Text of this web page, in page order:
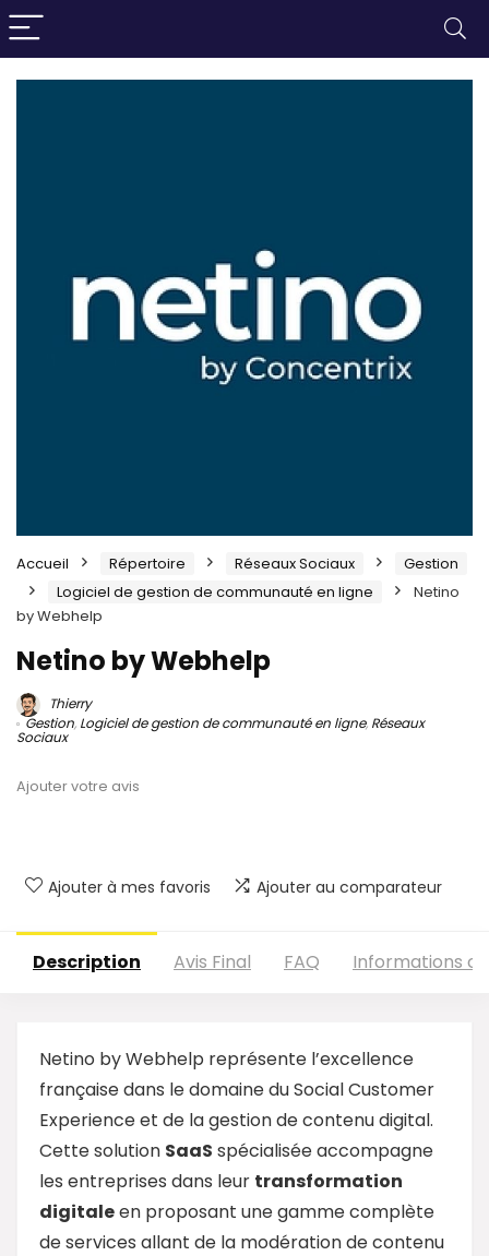
Accueil Répertoire Réseaux Sociaux
Gestion
Logiciel de gestion de communauté en ligne
Netino
by Webhelp
Netino by Webhelp
Thierry
Gestion, Logiciel de gestion de communauté en ligne, Réseaux
Sociaux
Ajouter votre avis
Ajouter à mes favoris Ajouter au comparateur
Description Avis Final FAQ Informations
Netino by Webhelp représente l’excellence
française dans le domaine du Social Customer
Experience et de la gestion de contenu digital.
Cette solution SaaS spécialisée accompagne
les entreprises dans leur transformation
digitaleen proposant une gamme complète
de services allant de la modération de contenu